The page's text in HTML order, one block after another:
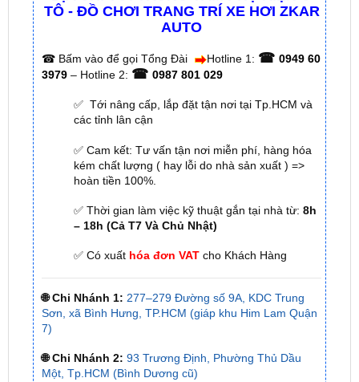
☎Bấm vào để gọi Tổng Đài Hotline 1:☎ 0949 60
0987 801 029
✅ Tới nâng cấp, lắp đặt tận nơi tại Tp.HCM và
các tỉnh lân cận
✅ Cam kết: Tư vấn tận nơi miễn phí, hàng hóa
kém chất lượng ( hay lỗi do nhà sản xuất ) =>
✅ Thời gian làm việc kỹ thuật gắn tại nhà từ:8h
– 18h (Cả T7 Và Chủ Nhật)
✅ Có xuấthóa đơn VATcho Khách Hàng
🌐 Chi Nhánh 1: 277–279 Đường số 9A, KDC Trung
🌐 Chi Nhánh 2: 93 Trương Định, Phường Thủ Dầu
Một, Tp.HCM (Bình Dương cũ)
🌐 Chi Nhánh 3: Huỳnh Tấn Phát, Quận 7, Tp.HCM